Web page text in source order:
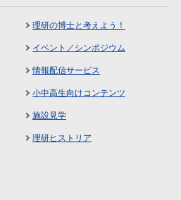
理研の博士と考えよう！
イベント／シンポジウム
情報配信サービス
小中高生向けコンテンツ
施設見学
理研ヒストリア